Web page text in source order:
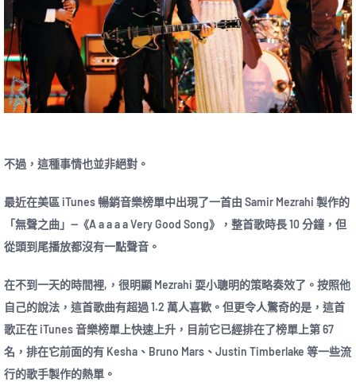
不過，這種事情也並非絕對。
最近在美區 iTunes 暢銷音樂榜單中出現了一首由 Samir Mezrahi 製作的
「無聲之曲」—《A a a a a Very Good Song》，整首歌時長 10 分鐘，但
從頭到尾播放都沒有一點聲音。
在不到一天的時間裡,，很明顯 Mezrahi 耍小聰明的策略奏效了。按照他
自己的說法，這首歌曲有超過 1.2 萬人喜歡。但更令人驚奇的是，這首
歌正在 iTunes 音樂榜單上快速上升，目前它已經排在了榜單上第 67
名，排在它前面的有 Kesha、Bruno Mars、Justin Timberlake 等一些流
行的歌手製作的熱單。